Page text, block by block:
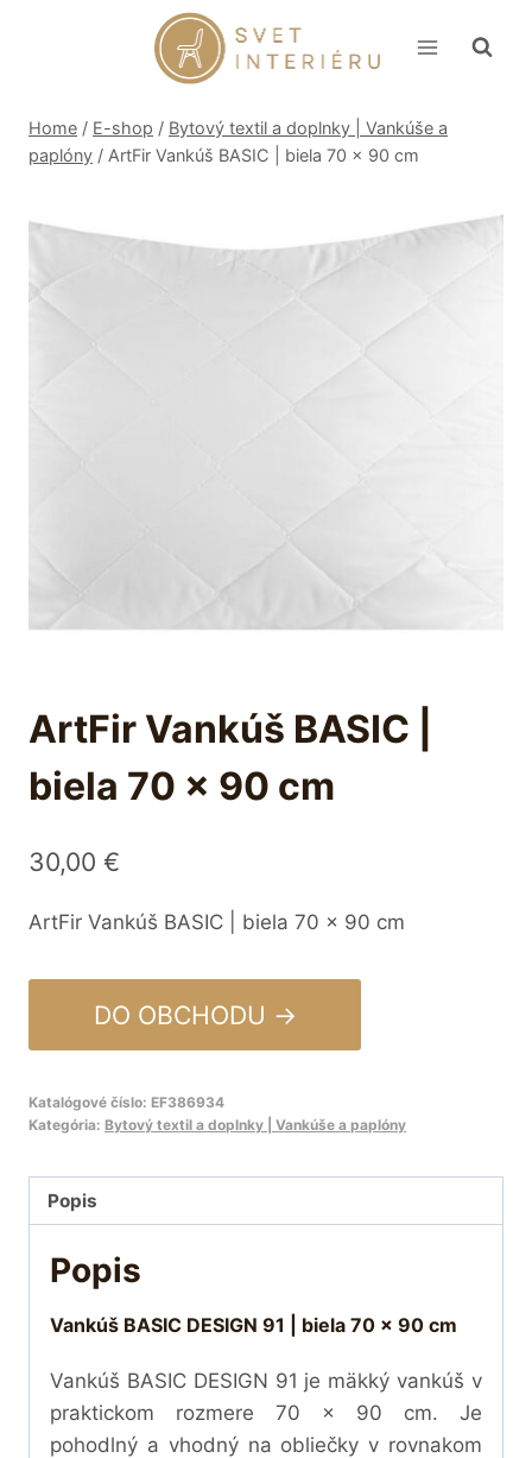
Home / E-shop / Bytový textil a doplnky | Vankúše a
paplóny / ArtFir Vankúš BASIC | biela 70 x 90 cm
ArtFir Vankúš BASIC |
biela 70 x 90 cm
30,00 €
ArtFir Vankúš BASIC | biela 70 x 90 cm
DO OBCHODU →
Katalógové číslo: EF386934
Kategória: Bytový textil a doplnky | Vankúše a paplóny
Popis
Popis
Vankúš BASIC DESIGN 91 | biela 70 x 90 cm
Vankúš BASIC DESIGN 91 je mäkký vankúš v
praktickom rozmere 70 x 90 cm. Je
pohodlný a vhodný na obliečky v rovnakom